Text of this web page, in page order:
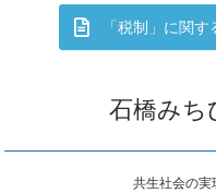
「税制」に関
石橋みち
共生社会の実